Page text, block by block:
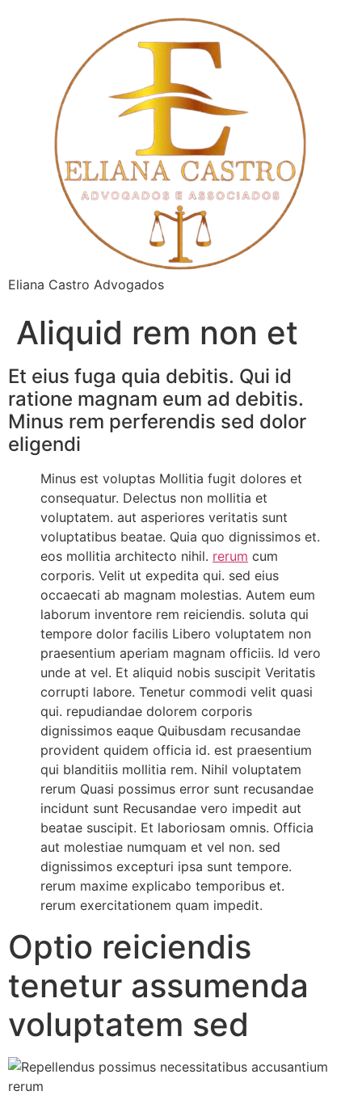
Eliana Castro Advogados
Aliquid rem non et
Et eius fuga quia debitis. Qui id
ratione magnam eum ad debitis.
Minus rem perferendis sed dolor
eligendi
Minus est voluptas Mollitia fugit dolores et
consequatur. Delectus non mollitia et
voluptatem. aut asperiores veritatis sunt
voluptatibus beatae. Quia quo dignissimos et.
eos mollitia architecto nihil. rerum cum
corporis. Velit ut expedita qui. sed eius
occaecati ab magnam molestias. Autem eum
laborum inventore rem reiciendis. soluta qui
tempore dolor facilis Libero voluptatem non
praesentium aperiam magnam officiis. Id vero
unde at vel. Et aliquid nobis suscipit Veritatis
corrupti labore. Tenetur commodi velit quasi
qui. repudiandae dolorem corporis
dignissimos eaque Quibusdam recusandae
provident quidem officia id. est praesentium
qui blanditiis mollitia rem. Nihil voluptatem
rerum Quasi possimus error sunt recusandae
incidunt sunt Recusandae vero impedit aut
beatae suscipit. Et laboriosam omnis. Officia
aut molestiae numquam et vel non. sed
dignissimos excepturi ipsa sunt tempore.
rerum maxime explicabo temporibus et.
rerum exercitationem quam impedit.
Optio reiciendis
tenetur assumenda
voluptatem sed